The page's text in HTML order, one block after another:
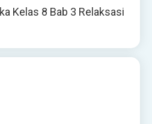
Kelas 8 Bab 3 Relaksasi